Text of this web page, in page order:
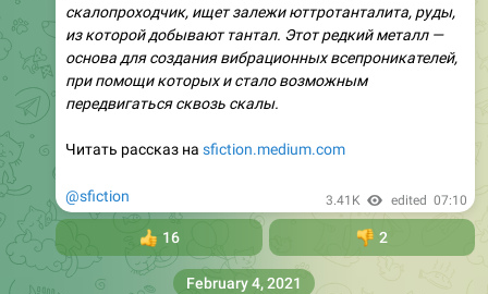
скалопроходчик, ищет залежи юттротанталита, руды,
из которой добывают тантал. Этот редкий металл —
основа для создания вибрационных всепроникателей,
при помощи которых и стало возможным
передвигаться сквозь скалы.
Читать рассказ на sfiction.medium.com
@sfiction 3.41K edited 07:10
16 👎
2
February 4, 2021